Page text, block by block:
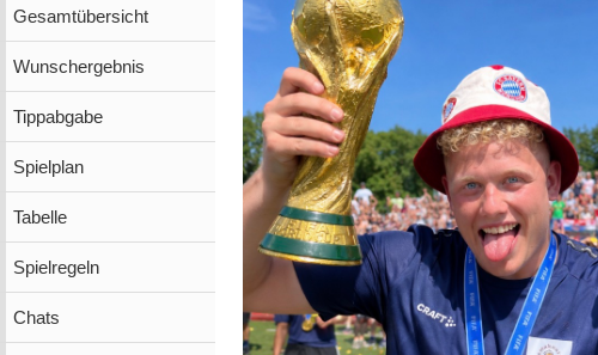
Gesamtübersicht
Wunschergebnis
Tippabgabe
Spielplan
Tabelle
Spielregeln
Chats